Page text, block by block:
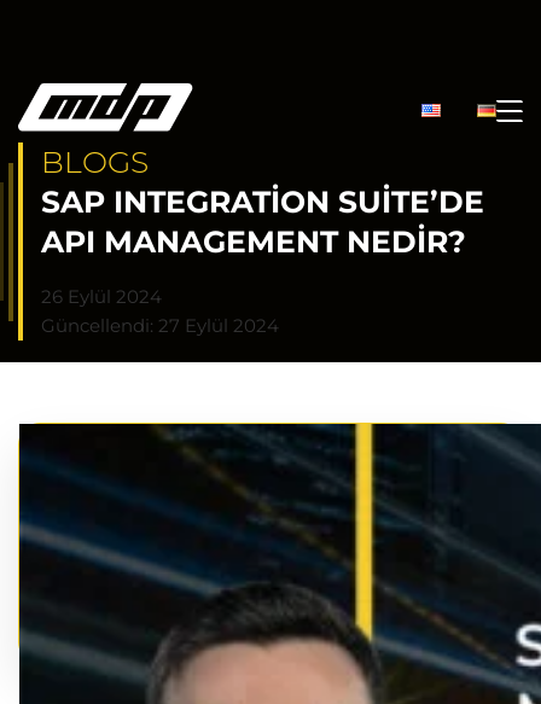
BLOGS
SAP INTEGRATION SUITE’DE
API MANAGEMENT NEDIR?
26 Eylül 2024
Güncellendi: 27 Eylül 2024